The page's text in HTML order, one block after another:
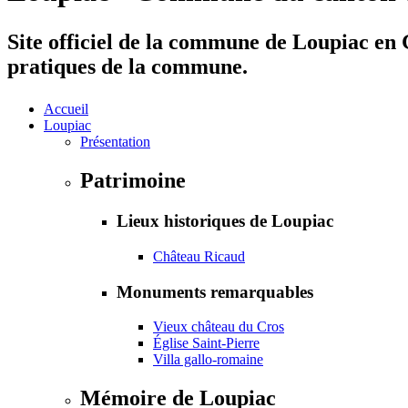
Site officiel de la commune de Loupiac
pratiques de la commune.
Accueil
Loupiac
Présentation
Patrimoine
Lieux historiques de Loupiac
Château Ricaud
Monuments remarquables
Vieux château du Cros
Église Saint-Pierre
Villa gallo-romaine
Mémoire de Loupiac